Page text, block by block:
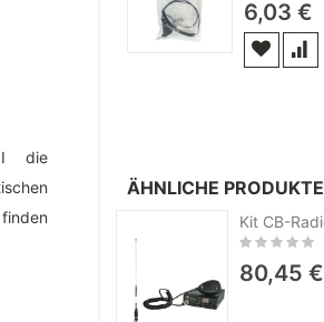
die
6,03 €
ÄHNLICHE PRODUKTE
Rating:
80,45 €